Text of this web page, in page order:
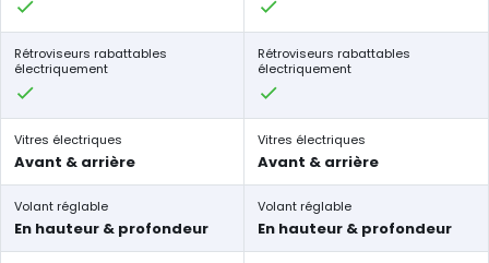
Rétroviseurs rabattables
électriquement
Rétroviseurs rabattables
électriquement
Vitres électriques
Avant & arrière
Vitres électriques
Avant & arrière
Volant réglable
En hauteur & profondeur
Volant réglable
En hauteur & profondeur